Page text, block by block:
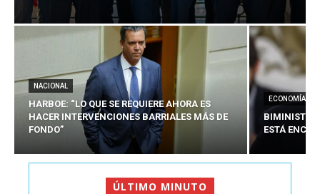
NACIONAL
HARBOE: “LO QUE SE REQUIERE AHORA ES
HACER INTERVENCIONES BARRIALES MÁS DE
FONDO”
ECONOMÍA
BIMINISTRO
ESTÁ
ÚLTIMO MINUTO